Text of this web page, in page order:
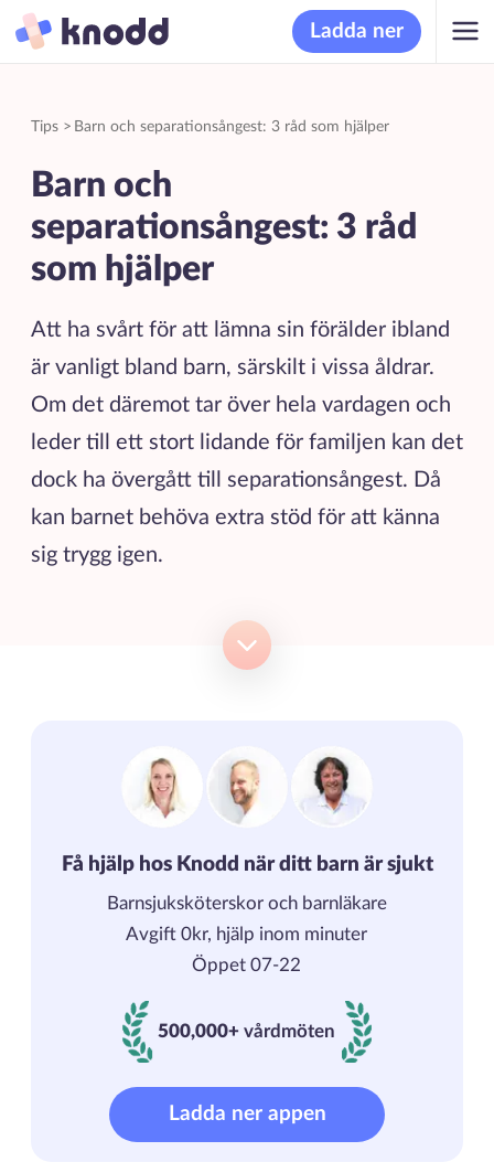
Ladda ner
Tips> Barn och separationsångest: 3 råd som hjälper
Barn och
separationsångest: 3 råd
som hjälper
Att ha svårt för att lämna sin förälder ibland
är vanligt bland barn, särskilt i vissa åldrar.
Om det däremot tar över hela vardagen och
leder till ett stort lidande för familjen kan det
dock ha övergått till separationsångest. Då
kan barnet behöva extra stöd för att känna
sig trygg igen.
Få hjälp hos Knodd när ditt barn är sjukt
Barnsjuksköterskor och barnläkare
Avgift 0kr, hjälp inom minuter
Öppet 07-22
500000+ vårdmöten
500,000+ vårdmöten
Ladda ner appen